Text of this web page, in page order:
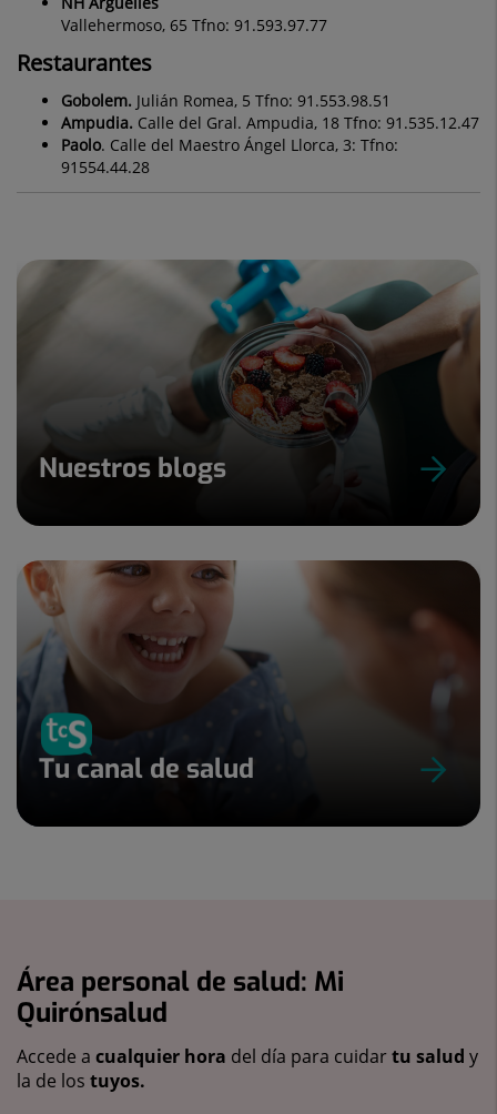
Vallehermoso, 65 Tfno: 91.593.97.77
Restaurantes
Gobolem. Julián Romea, 5 Tfno: 91.553.98.51
Ampudia. Calle del Gral. Ampudia, 18 Tfno: 91.535.12.47
Paolo. Calle del Maestro Ángel Llorca, 3: Tfno:
91554.44.28
Nuestros blogs
Tu canal de salud
Área personal de salud: Mi
Quirónsalud
Accede a cualquier hora del día para cuidartu salud y
la de los tuyos.